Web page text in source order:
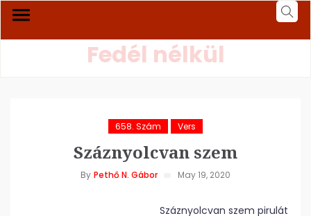
Fedél nélkül
658. Szám Vers
Száznyolcvan szem
By Pethő N. Gábor May 19, 2020
Száznyolcvan szem pirulát